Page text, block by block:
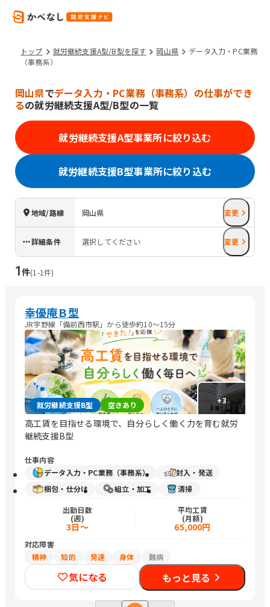
トップ 就労継続支援A型/B型を探す 岡山県
データ入力・PC業務
（事務系）
岡山県でデータ入力・PC業務（事務系）の仕事ができ
るの就労継続支援A型/B型の一覧
就労継続支援A型事業所に絞り込む
就労継続支援B型事業所に絞り込む
地域/路線 岡山県 変更
詳細条件 選択してください 変更
1件(1 -1件)
幸優庵Ｂ型
JR宇野線「備前西市駅」から徒歩約10～15分
+3
就労継続支援B型 空きあり
高工賃を目指せる環境で、自分らしく働く力を育む就労
継続支援B型
仕事内容
データ入力・PC業務（事務系）
封入・発送
梱包・仕分け
組立・加工 清掃
出勤日数
(週)
3日～
平均工賃
(月額)
65,000円
対応障害
精神
知的 発達 身体 難病
気になる もっと見る